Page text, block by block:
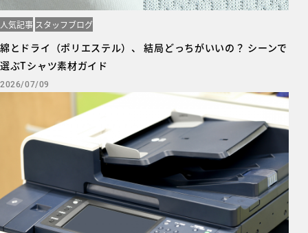
人気記事 スタッフブログ
綿とドライ（ポリエステル）、 結局どっちがいいの？ シーンで
選ぶTシャツ素材ガイド
2026/07/09